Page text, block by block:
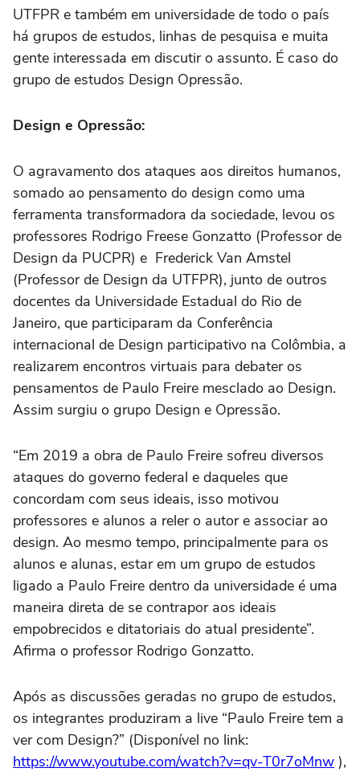
UTFPR e também em universidade de todo o país
há grupos de estudos, linhas de pesquisa e muita
gente interessada em discutir o assunto. É caso do
grupo de estudos Design Opressão.
Design e Opressão:
O agravamento dos ataques aos direitos humanos,
somado ao pensamento do design como uma
ferramenta transformadora da sociedade, levou os
professores Rodrigo Freese Gonzatto (Professor de
Design da PUCPR) e Frederick Van Amstel
(Professor de Design da UTFPR), junto de outros
docentes da Universidade Estadual do Rio de
Janeiro, que participaram da Conferência
internacional de Design participativo na Colômbia, a
realizarem encontros virtuais para debater os
pensamentos de Paulo Freire mesclado ao Design.
Assim surgiu o grupo Design e Opressão.
“Em 2019 a obra de Paulo Freire sofreu diversos
ataques do governo federal e daqueles que
concordam com seus ideais, isso motivou
professores e alunos a reler o autor e associar ao
design. Ao mesmo tempo, principalmente para os
alunos e alunas, estar em um grupo de estudos
ligado a Paulo Freire dentro da universidade é uma
maneira direta de se contrapor aos ideais
empobrecidos e ditatoriais do atual presidente”.
Afirma o professor Rodrigo Gonzatto.
Após as discussões geradas no grupo de estudos,
os integrantes produziram a live “Paulo Freire tem a
ver com Design?” (Disponível no link:
https://www.youtube.com/watch?v=qv-T0r7oMnw ),